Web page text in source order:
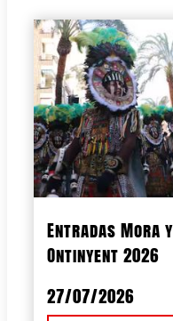
Entradas Mora
Ontinyent 2026
27/07/2026